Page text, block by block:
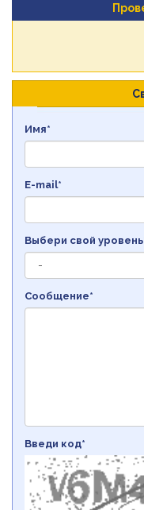
Имя*
E-mail*
Выбери свой
Сообщение*
Введи код*